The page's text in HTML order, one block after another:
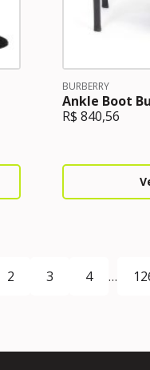
BURBERRY
Ankle Boot
R$ 840,56
2 3 4 …